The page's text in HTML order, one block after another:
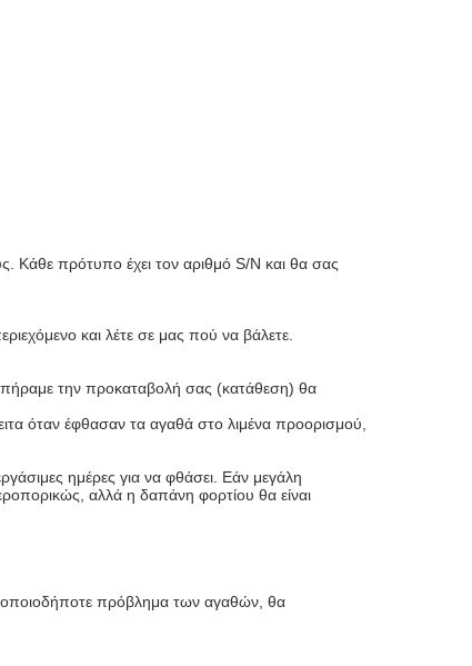
Κάθε πρότυπο έχει τον αριθμό S/N και θα σας
και λέτε σε μας πού να βάλετε.
πήραμε την προκαταβολή σας (κατάθεση) θα
όταν έφθασαν τα αγαθά στο λιμένα προορισμού,
ημέρες για να φθάσει. Εάν μεγάλη
αλλά η δαπάνη φορτίου θα είναι
οποιοδήποτε πρόβλημα των αγαθών, θα